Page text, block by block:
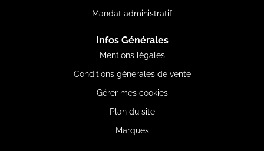
Mandat administratif
Infos Générales
Mentions légales
Conditions générales de vente
Gérer mes cookies
Plan du site
Marques